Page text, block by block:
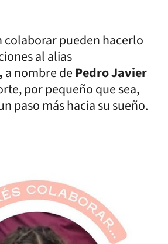
colaborar pueden hacerlo
al alias
a nombre dePedro Javier
por pequeño que sea,
paso más hacia su sueño.